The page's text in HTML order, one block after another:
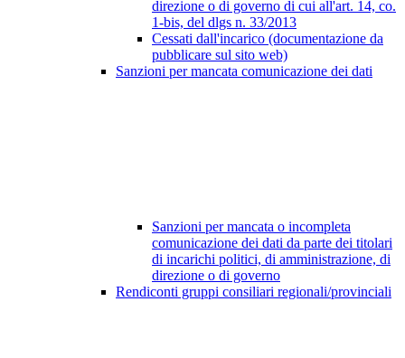
direzione o di governo di cui all'art. 14, co.
1-bis, del dlgs n. 33/2013
Cessati dall'incarico (documentazione da
pubblicare sul sito web)
Sanzioni per mancata comunicazione dei dati
Sanzioni per mancata o incompleta
comunicazione dei dati da parte dei titolari
di incarichi politici, di amministrazione, di
direzione o di governo
Rendiconti gruppi consiliari regionali/provinciali